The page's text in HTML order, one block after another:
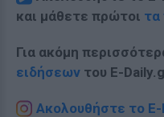
και μάθετε πρώτοι τα
Για ακόμη
ειδήσεων του E-
Ακολουθήστε το